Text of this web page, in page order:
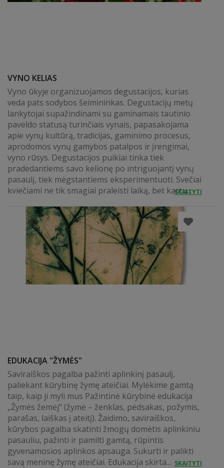
VYNO KELIAS
Vyno ūkyje organizuojamos degustacijos, kurias
veda pats sodybos šeimininkas. Degustacijų metų
lankytojai supažindinami su gaminamais tautinio
paveldo statusą turinčiais vynais, papasakojama
apie vynų kultūrą, tradicijas, gaminimo procesus,
aprodomos vynų gamybos patalpos ir įrengimai,
vyno rūsys. Degustacijos puikiai tinka tiek
pradedantiems savo kelionę po intriguojantį vynų
pasaulį, tiek mėgstantiems eksperimentuoti. Svečiai
kviečiami ne tik smagiai praleisti laiką, bet kartu...
SKAITYTI
EDUKACIJA "ŽYMĖS"
Saviraiškos pagalba pažinti aplinkinį pasaulį,
paliekant kūrybinę žymę ateičiai. Mylėkime gamtą
taip, kaip ji myli mus Pažintinė kūrybinė edukacija
„Žymės žemėj“ (žymė – ženklas, pėdsakas, požymis,
parašas, laiškas į ateitį). Žaidimo, saviraiškos,
kūrybos pagalba skatinti žmogų domėtis aplinkiniu
pasauliu, pažinti ir pamilti gamtą, rūpintis
gyvenamosios aplinkos apsauga. Sukurti ir palikti
savą meninę žymę ateičiai. Edukacija skirta... SKAITYTI